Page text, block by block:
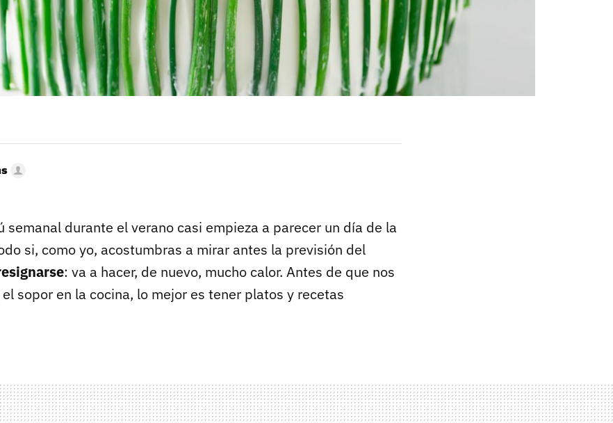
semanal durante el verano casi empieza a parecer un día de la
si, como yo, acostumbras a mirar antes la previsión del
: va a hacer, de nuevo, mucho calor. Antes de que nos
sopor en la cocina, lo mejor es tener platos y recetas